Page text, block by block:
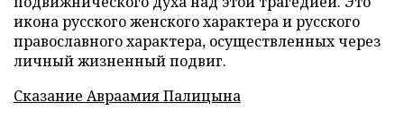
икона русского женского характера и русского
православного характера, осуществленных через
личный жизненный подвиг.
Сказание Авраамия Палицына